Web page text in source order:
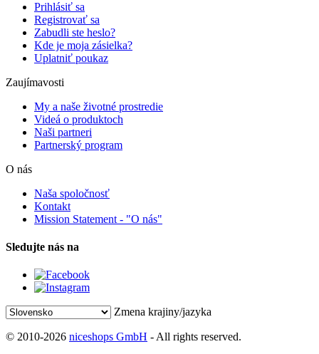
Prihlásiť sa
Registrovať sa
Zabudli ste heslo?
Kde je moja zásielka?
Uplatniť poukaz
Zaujímavosti
My a naše životné prostredie
Videá o produktoch
Naši partneri
Partnerský program
O nás
Naša spoločnosť
Kontakt
Mission Statement - "O nás"
Sledujte nás na
Zmena krajiny/jazyka
© 2010-2026 niceshops GmbH - All rights reserved.